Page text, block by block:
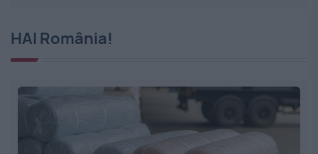
HAI România!